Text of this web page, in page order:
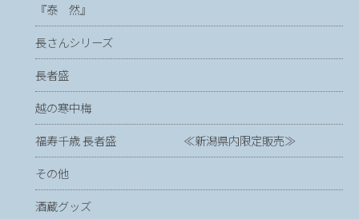
『泰 然』
長さんシリーズ
長者盛
越の寒中梅
福寿千歳 長者盛 ≪新潟県内限定販売≫
その他
酒蔵グッズ